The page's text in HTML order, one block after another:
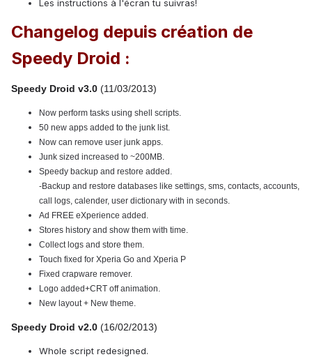
Les instructions à l'écran tu suivras!
Changelog depuis création de
Speedy Droid :
Speedy Droid v3.0 (11/03/2013)
Now perform tasks using shell scripts.
50 new apps added to the junk list.
Now can remove user junk apps.
Junk sized increased to ~200MB.
Speedy backup and restore added.
-Backup and restore databases like settings, sms, contacts, accounts,
call logs, calender, user dictionary with in seconds.
Ad FREE eXperience added.
Stores history and show them with time.
Collect logs and store them.
Touch fixed for Xperia Go and Xperia P
Fixed crapware remover.
Logo added+CRT off animation.
New layout + New theme.
Speedy Droid v2.0 (16/02/2013)
Whole script redesigned.